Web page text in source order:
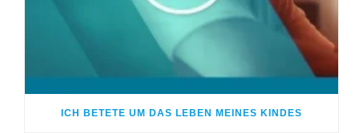
ICH BETETE UM DAS LEBEN MEINES KINDES